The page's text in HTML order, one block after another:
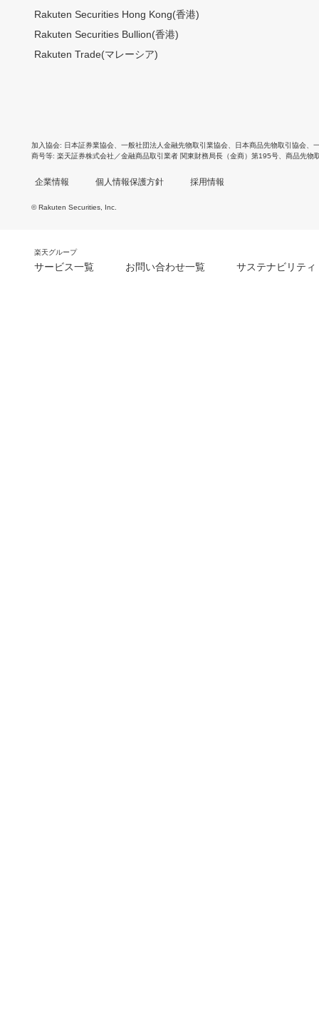
Rakuten Securities Hong Kong(香港)
Rakuten Securities Bullion(香港)
Rakuten Trade(マレーシア)
加入協会 日本証券業協会 一般社団法人金融先物取引業協会 日本商品先物取引協会
商号等 楽天証券株式会社／金融商品取引業者 関東財務局長（金商）第195号、商品先物
企業情報 個人情報保護方針 採用情報
© Rakuten Securities, Inc.
楽天グループ
サービス一覧 お問い合わせ一覧 サステナビリティ